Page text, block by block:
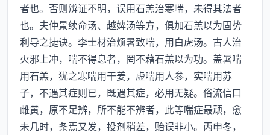
者也。否则辨证不明，误用石羔治寒喘，未得其法者
也。夫仲景续命汤、越婢汤等方，俱加石羔以为固势
利导之捷诀。李士材治烦暑致喘，用白虎汤。古人治
火邪上冲，喘不得息者，罔不藉石羔以为功。盖暑喘
用石羔，犹之寒喘用干姜，虚喘用人参，实喘用苏
子，不遇其症则已，既遇其症，必用无疑。俗流信口
雌黄，原不足辨，所不能不辨者，此等喘症最顽，愈
未几时，条焉又发，投剂稍差，贻误非小。丙申冬，